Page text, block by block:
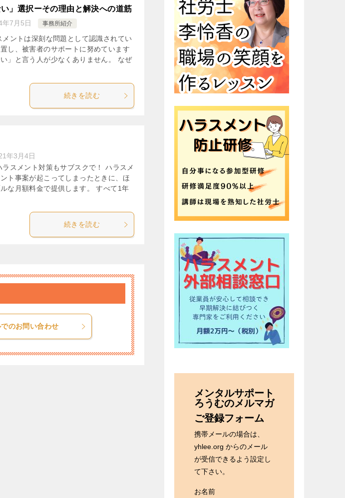
」選択ーその理由と解決への道筋
年7月5日 事務所紹介
ントは深刻な問題として認識されてい
し、被害者のサポートに努めています
」と言う人が少なくありません。 なぜ
続きを読む
年3月4日
スメント対策もサブスクで！ ハラスメ
ト事案が起こってしまったときに、ほ
な月額料金で提供します。 すべて1年
続きを読む
でのお問い合わせ
メンタルサポート
ろうむのメルマガ
ご登録フォーム
携帯メールの場合は、
yhlee.org からのメール
が受信できるよう設定し
て下さい。
お名前